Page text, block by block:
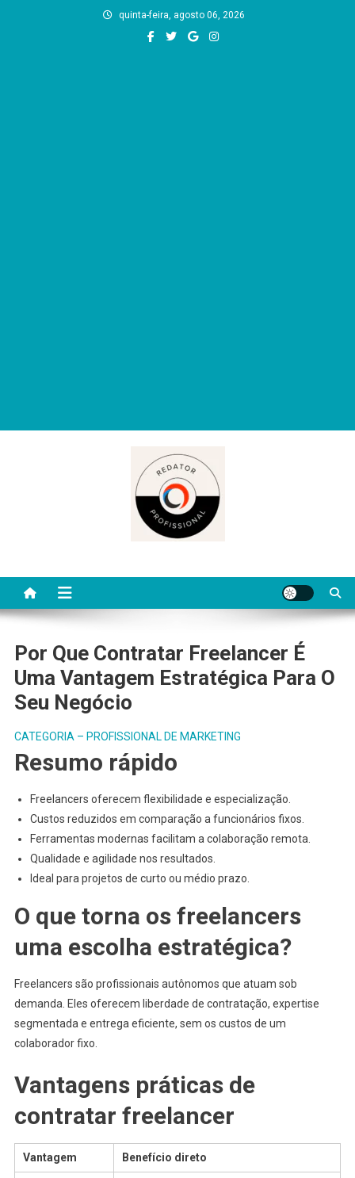
quinta-feira, agosto 06, 2026
completas e conteúdos úteis para começar, evoluir e se destacar
como redator freelancer no mercado digital.
Por Que Contratar Freelancer É
Uma Vantagem Estratégica Para O
Seu Negócio
CATEGORIA – PROFISSIONAL DE MARKETING
Resumo rápido
Freelancers oferecem flexibilidade e especialização.
Custos reduzidos em comparação a funcionários fixos.
Ferramentas modernas facilitam a colaboração remota.
Qualidade e agilidade nos resultados.
Ideal para projetos de curto ou médio prazo.
O que torna os freelancers
uma escolha estratégica?
Freelancers são profissionais autônomos que atuam sob
demanda. Eles oferecem liberdade de contratação, expertise
segmentada e entrega eficiente, sem os custos de um
colaborador fixo.
Vantagens práticas de
contratar freelancer
Vantagem Benefício direto